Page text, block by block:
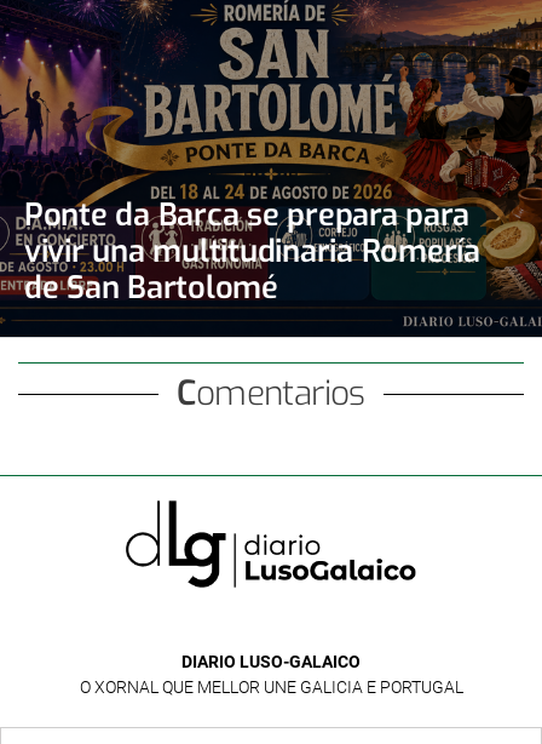
Ponte da Barca se prepara para
vivir una multitudinaria Romería
de San Bartolomé
Comentarios
DIARIO LUSO-GALAICO
O XORNAL QUE MELLOR UNE GALICIA E PORTUGAL